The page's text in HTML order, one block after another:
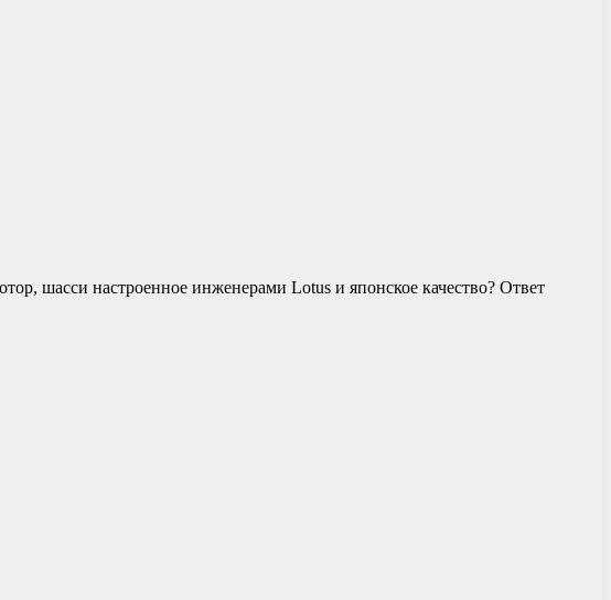
шасси настроенное инженерами Lotus и японское качество? Ответ